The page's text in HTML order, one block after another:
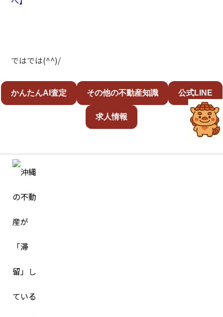
ではでは(^^)/
かんたんAI査定 その他の不動産知識 公式LINE
求人情報